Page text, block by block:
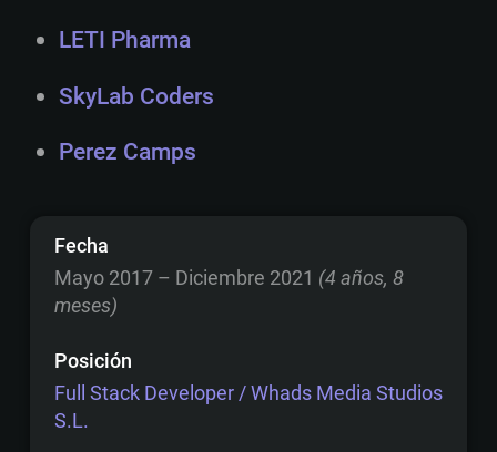
Fecha
Mayo 2017 – Diciembre 2021 (4 años, 8
meses)
Posición
Full Stack Developer / Whads Media Studios
S.L.
LETI Pharma
SkyLab Coders
Perez Camps